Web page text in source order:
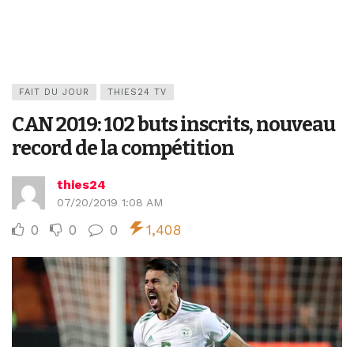
FAIT DU JOUR THIES24 TV
CAN 2019: 102 buts inscrits, nouveau
record de la compétition
thies24
07/20/2019 1:08 AM
0 0 0 1,408